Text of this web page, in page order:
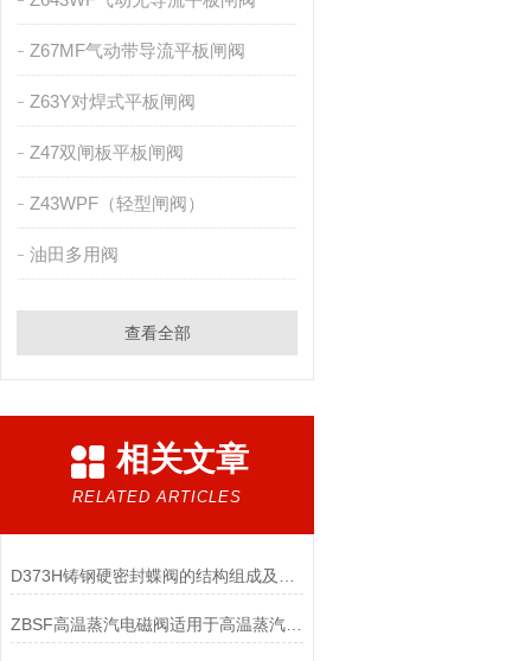
Z67MF气动带导流平板闸阀
Z63Y对焊式平板闸阀
Z47双闸板平板闸阀
Z43WPF（轻型闸阀）
油田多用阀
查看全部
相关文章
RELATED ARTICLES
ZBSF高温蒸汽电磁阀适用于高温蒸汽在管道系统中的控制